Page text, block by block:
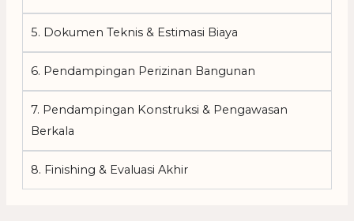
6. Pendampingan Perizinan Bangunan
7. Pendampingan Konstruksi & Pengawasan
Berkala
8. Finishing & Evaluasi Akhir